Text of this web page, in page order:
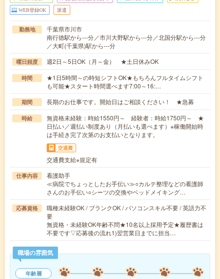
WEB登録OK 派遣
勤務地
千葉県市川市
南行徳駅から---分／市川大野駅から---分／北国分駅から---分
／大町(千葉県)駅から---分
曜日頻度 週2日～5日OK（月～金） ★土日休みOK
時間
★1日5時間～の時短シフトOK★もちろんフルタイムシフト
も可能★スタート時間選べます7:00～16:…
期間 長期のお仕事です。開始日はご相談ください！ ★急募
時給
無資格未経験：時給1550円～ 経験者：時給1750円～ ★
日払い／週払い制度あり（月払いも選べます）※稼働開始時
は手続き完了次第のお支払いとなります。
交通費
交通費支給※規定有
仕事内容
看護助手
≪病院でちょっとしたお手伝い≫○カルテ整理などの看護師
さんのお手伝い○シーツの交換やベッドメイキング…
応募資格
職種未経験OK / ブランクOK / パソコンスキル不要 / 英語力不
要
無資格・未経験OK年齢不問★10名以上採用予定★履歴書は
不要です▽応募後の流れ1)翌営業日までに担当…
職場の雰囲気
年齢層